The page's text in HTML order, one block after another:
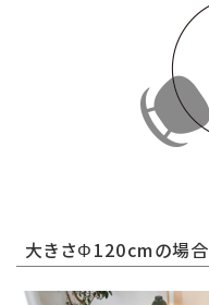
大きさΦ120cmの場合